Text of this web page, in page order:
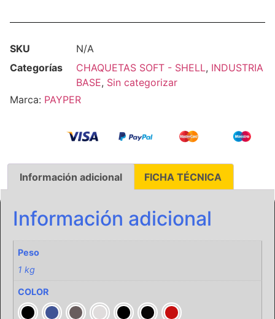
SKU
N/A
Categorías
CHAQUETAS SOFT - SHELL, INDUSTRIA
BASE, Sin categorizar
Marca: PAYPER
Información adicional FICHA TÉCNICA
Información adicional
Peso
1 kg
COLOR